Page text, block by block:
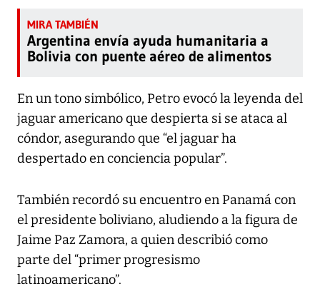
Argentina envía ayuda humanitaria a
Bolivia con puente aéreo de alimentos
En un tono simbólico, Petro evocó la leyenda del
jaguar americano que despierta si se ataca al
cóndor, asegurando que “el jaguar ha
despertado en conciencia popular”.
También recordó su encuentro en Panamá con
el presidente boliviano, aludiendo a la figura de
Jaime Paz Zamora, a quien describió como
parte del “primer progresismo
latinoamericano”.